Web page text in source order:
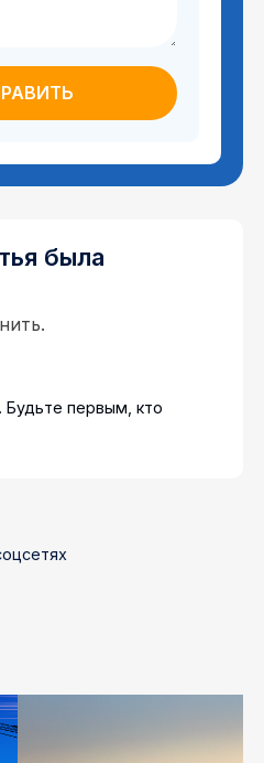
была
первым, кто